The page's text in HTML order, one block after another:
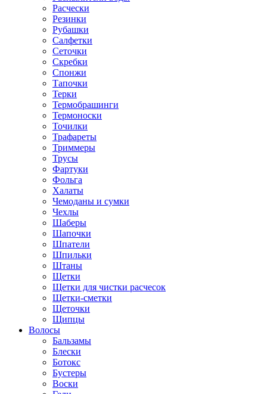
Расчески
Резинки
Рубашки
Салфетки
Сеточки
Скребки
Спонжи
Тапочки
Терки
Термобрашинги
Термоноски
Точилки
Трафареты
Триммеры
Трусы
Фартуки
Фольга
Халаты
Чемоданы и сумки
Чехлы
Шаберы
Шапочки
Шпатели
Шпильки
Штаны
Щетки
Щетки для чистки расчесок
Щетки-сметки
Щеточки
Щипцы
Волосы
Бальзамы
Блески
Ботокс
Бустеры
Воски